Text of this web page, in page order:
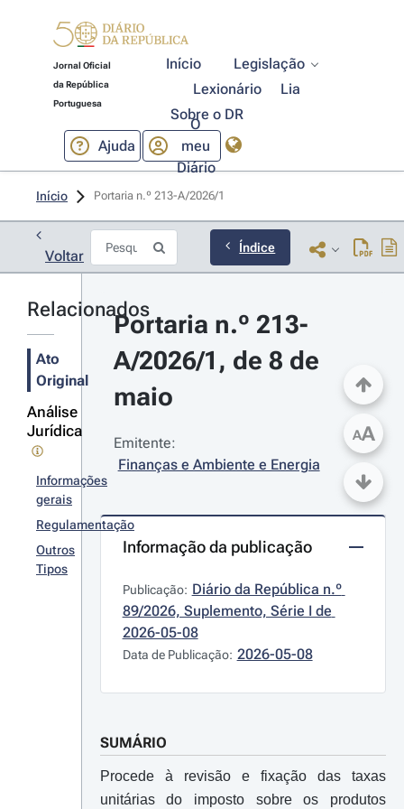
Jornal Oficial
da República
Portuguesa
Início
Legislação
Lexionário
Lia
Sobre o DR
Ajuda
O
meu
Diário
Início Portaria n.º 213-A/2026/1
Voltar
Índice
Relacionados
Ato
Original
Análise
Jurídica
Informações
gerais
Regulamentação
Outros
Tipos
Portaria n.º 213-
A/2026/1, de 8 de
maio
Emitente:
Finanças e Ambiente e Energia
Informação da publicação
Publicação: Diário da República n.º
89/2026, Suplemento, Série I de
2026-05-08
Data de Publicação: 2026-05-08
SUMÁRIO
Procede à revisão e fixação das taxas
unitárias do imposto sobre os produtos
AA